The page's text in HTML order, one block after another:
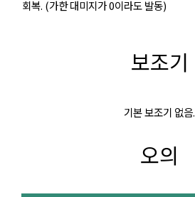
회복. (가한 대미지가 0이라도 발동)
보조기
기본 보조기 없음.
오의